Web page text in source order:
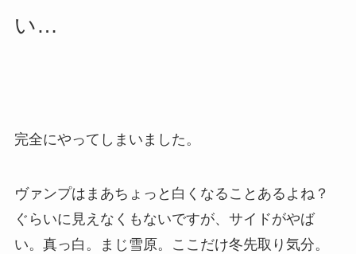
い…
完全にやってしまいました。
ヴァンプはまあちょっと白くなることあるよね？
ぐらいに見えなくもないですが、サイドがやば
い。真っ白。まじ雪原。ここだけ冬先取り気分。